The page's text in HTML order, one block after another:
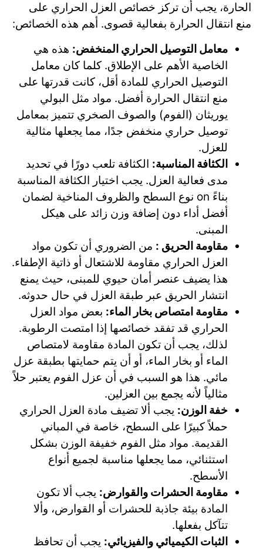
الحارة، يجب أن تركز خصائص العزل الحراري على
منع انتقال الحرارة بفعالية قصوى. أهم هذه الخصائص:
معامل التوصيل الحراري المنخفض: هذه هي
الخاصية الأهم على الإطلاق. كلما كان معامل
التوصيل الحراري للمادة أقل، كانت قدرتها على
منع انتقال الحرارة أفضل. مواد مثل البولي
يوريثان (الفوم) والصوف الصخري تتميز بمعامل
توصيل حراري منخفض جدًا، مما يجعلها مثالية
للعزل.
الكثافة المناسبة: الكثافة تلعب دورًا في تحديد
مدى فعالية العزل. يجب اختيار الكثافة المناسبة
بناءً on نوع السطح والظروف المناخية لضمان
أفضل أداء دون إضافة وزن زائد على هيكل
المبنى.
مقاومة الحريق : من الضروري أن تكون مواد
العزل الحراري مقاومة للاشتعال أو ذاتية الإطفاء.
هذا يضيف عنصر أمان حيوي للمبنى، حيث يمنع
انتشار الحريق عبر طبقة العزل في حال حدوثه.
مقاومة امتصاص بخار الماء: بعض مواد العزل
الحراري قد تفقد خصائصها إذا امتصت الرطوبة.
لذلك، يجب أن تكون المادة مقاومة لامتصاص
الماء أو بخار الماء، أو أن يتم حمايتها بطبقة عزل
مائي. هذا هو السبب في أن عزل الفوم يعتبر حلاً
مثالياً لأنه يجمع بين العزلين.
خفة الوزن: يجب ألا تضيف مادة العزل الحراري
حملاً كبيرًا على السطح، خاصة في المباني
القديمة. مواد مثل الفوم خفيفة الوزن بشكل
استثنائي، مما يجعلها مناسبة لجميع أنواع
الأسطح.
مقاومة الحشرات والقوارض: يجب ألا تكون
المادة بيئة جاذبة للحشرات أو القوارض، وألا
تتآكل بفعلها.
الثبات الكيميائي والفيزيائي: يجب أن تحافظ